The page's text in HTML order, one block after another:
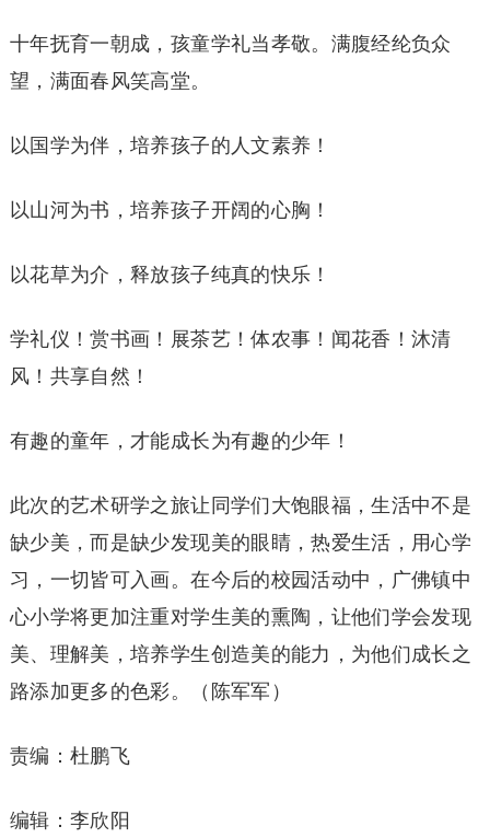
十年抚育一朝成，孩童学礼当孝敬。满腹经纶负众
望，满面春风笑高堂。
以国学为伴，培养孩子的人文素养！
以山河为书，培养孩子开阔的心胸！
以花草为介，释放孩子纯真的快乐！
学礼仪！赏书画！展茶艺！体农事！闻花香！沐清
风！共享自然！
有趣的童年，才能成长为有趣的少年！
此次的艺术研学之旅让同学们大饱眼福，生活中不是
缺少美，而是缺少发现美的眼睛，热爱生活，用心学
习，一切皆可入画。在今后的校园活动中，广佛镇中
心小学将更加注重对学生美的熏陶，让他们学会发现
美、理解美，培养学生创造美的能力，为他们成长之
路添加更多的色彩。（陈军军）
责编：杜鹏飞
编辑：李欣阳